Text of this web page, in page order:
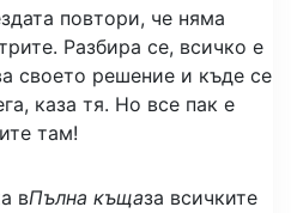
повтори, че няма
Разбира се, всичко е
своето решение и къде се
каза тя. Но все пак е
там!
вПълна къщаза всичките